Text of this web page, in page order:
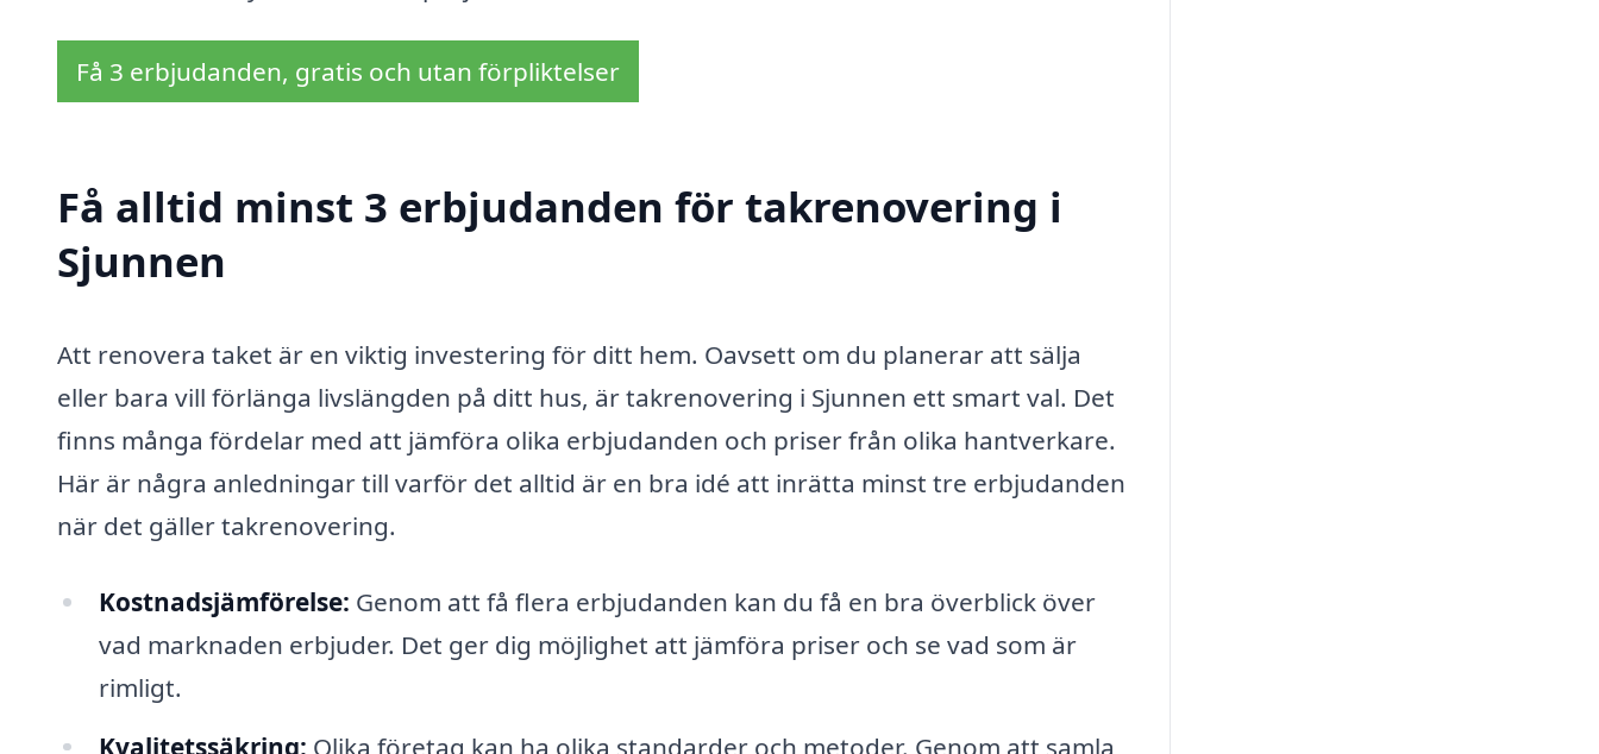
Få 3 erbjudanden, gratis och utan förpliktelser
Få alltid minst 3 erbjudanden för takrenovering i
Sjunnen
Att renovera taket är en viktig investering för ditt hem. Oavsett om du planerar att sälja
eller bara vill förlänga livslängden på ditt hus, är takrenovering i Sjunnen ett smart val. Det
finns många fördelar med att jämföra olika erbjudanden och priser från olika hantverkare.
Här är några anledningar till varför det alltid är en bra idé att inrätta minst tre erbjudanden
när det gäller takrenovering.
Kostnadsjämförelse: Genom att få flera erbjudanden kan du få en bra överblick över
vad marknaden erbjuder. Det ger dig möjlighet att jämföra priser och se vad som är
rimligt.
Kvalitetssäkring: Olika företag kan ha olika standarder och metoder. Genom att samla